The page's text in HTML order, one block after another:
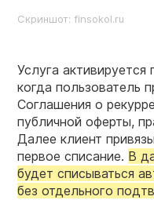
Скриншот: finsokol.ru
Услуга активируется
когда пользователь
Соглашения о
публичной оферты,
Далее клиент
первое списание. В
будет списываться
без отдельного